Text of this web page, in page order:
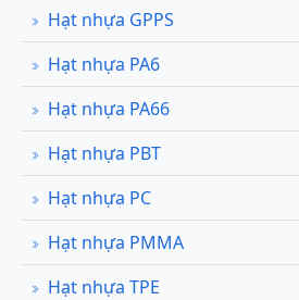
Hạt nhựa GPPS
Hạt nhựa PA6
Hạt nhựa PA66
Hạt nhựa PBT
Hạt nhựa PC
Hạt nhựa PMMA
Hạt nhựa TPE